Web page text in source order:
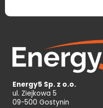
Energy5 Sp. z o.o.
ul. Ziejkowa 5
09-500 Gostynin